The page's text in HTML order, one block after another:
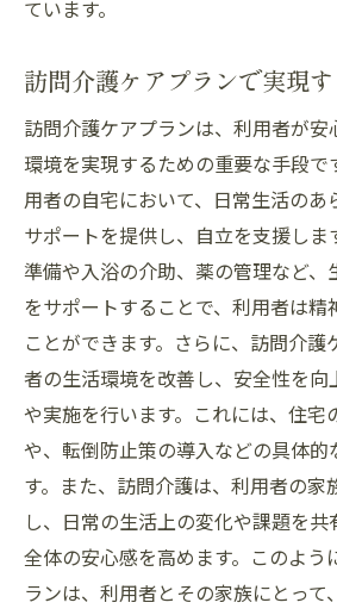
訪問介護による地域連携
訪問介護が築く地域社会
地域社会における訪問介
訪問介護による社会貢献
訪問介護が実現するその人ら
力
訪問介護が可能にする個
支援
訪問介護で実現するその
例
個別性を重視した訪問介
訪問介護が支える利用者
訪問介護で叶える利用者
訪問介護が導く利用者の
ています。
訪問介護ケアプランで実現
訪問介護ケアプランは、利用者が
環境を実現するための重要な手段で
用者の自宅において、日常生活のあ
サポートを提供し、自立を支援しま
準備や入浴の介助、薬の管理など、
をサポートすることで、利用者は精
ことができます。さらに、訪問介護
者の生活環境を改善し、安全性を
や実施を行います。これには、住宅
や、転倒防止策の導入などの具体的
す。また、訪問介護は、利用者の家
し、日常の生活上の変化や課題を
全体の安心感を高めます。このよう
ランは、利用者とその家族にとって